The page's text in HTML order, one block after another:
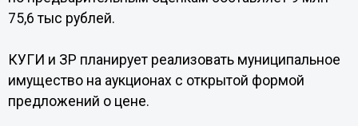
75,6 тыс рублей.
КУГИ и ЗР планирует реализовать муниципальное
имущество на аукционах с открытой формой
предложений о цене.